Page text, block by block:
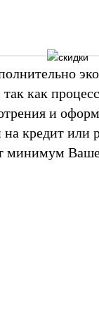
как процесс
и
на кредит или
минимум